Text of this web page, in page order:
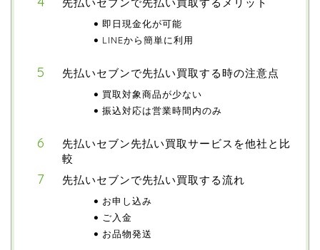
即日現金化が可能
LINEから簡単に利用
先払いセブンで先払い買取する時の注意点
買取対象商品が少ない
振込対応は営業時間内のみ
先払いセブン先払い買取サービスを他社と比
較
先払いセブンで先払い買取する流れ
お申し込み
ご入金
お品物発送